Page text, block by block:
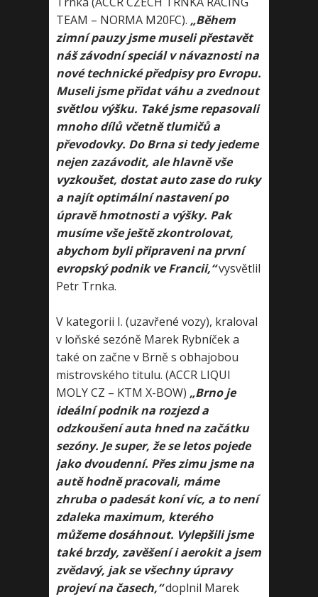
TEAM – NORMA M20FC). „Během
zimní pauzy jsme museli přestavět
náš závodní speciál v návaznosti na
nové technické předpisy pro Evropu.
Museli jsme přidat váhu a zvednout
světlou výšku. Také jsme repasovali
mnoho dílů včetně tlumičů a
převodovky. Do Brna si tedy jedeme
nejen zazávodit, ale hlavně vše
vyzkoušet, dostat auto zase do ruky
a najít optimální nastavení po
úpravě hmotnosti a výšky. Pak
musíme vše ještě zkontrolovat,
abychom byli připraveni na první
evropský podnik ve Francii,“vysvětlil
Petr Trnka.
V kategorii I. (uzavřené vozy), kraloval
v loňské sezóně Marek Rybníček a
také on začne v Brně s obhajobou
mistrovského titulu. (ACCR LIQUI
MOLY CZ – KTM X-BOW) „Brno je
ideální podnik na rozjezd a
odzkoušení auta hned na začátku
sezóny. Je super, že se letos pojede
jako dvoudenní. Přes zimu jsme na
autě hodně pracovali, máme
zhruba o padesát koní víc, a to není
zdaleka maximum, kterého
můžeme dosáhnout. Vylepšili jsme
také brzdy, zavěšení i aerokit a jsem
zvědavý, jak se všechny úpravy
projeví na časech,“doplnil Marek